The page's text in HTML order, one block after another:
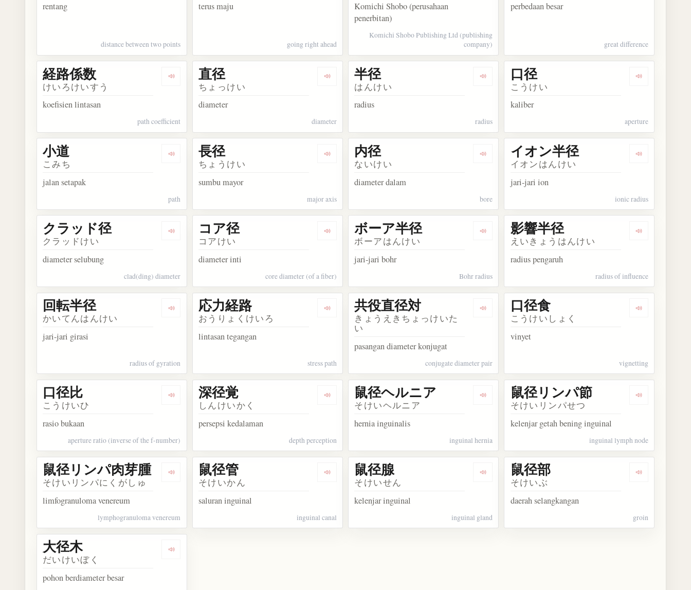
rentang
distance between two points
terus maju
going right ahead
Komichi Shobo (perusahaan
penerbitan)
Komichi Shobo Publishing Ltd (publishing
company)
perbedaan besar
great difference
Dengarkan kosakata 経路係数
経路係数
けいろけいすう
koefisien lintasan
path coefficient
Dengarkan kosakata 直径
直径
ちょっけい
diameter
diameter
Dengarkan kosakata 半径
半径
はんけい
radius
radius
Dengarkan
口径
こうけい
kaliber
aperture
Dengarkan kosakata 小道
小道
こみち
jalan setapak
path
Dengarkan kosakata 長径
長径
ちょうけい
sumbu mayor
major axis
Dengarkan kosakata 内径
内径
ないけい
diameter dalam
bore
Dengarkan
イオン半径
イオンはんけい
jari-jari ion
ionic radius
Dengarkan kosakata クラッド径
クラッド径
クラッドけい
diameter selubung
clad(ding) diameter
Dengarkan kosakata コア径
コア径
コアけい
diameter inti
core diameter (of a fiber)
Dengarkan kosakata ボーア半径
ボーア半径
ボーアはんけい
jari-jari bohr
Bohr radius
Dengarkan
影響半径
えいきょうはんけい
radius pengaruh
radius of influence
Dengarkan kosakata 回転半径
回転半径
かいてんはんけい
jari-jari girasi
radius of gyration
Dengarkan kosakata 応力経路
応力経路
おうりょくけいろ
lintasan tegangan
stress path
Dengarkan kosakata 共役直径対
共役直径対
きょうえきちょっけいた
い
pasangan diameter konjugat
conjugate diameter pair
Dengarkan
口径食
こうけいしょく
vinyet
vignetting
Dengarkan kosakata 口径比
口径比
こうけいひ
rasio bukaan
aperture ratio (inverse of the f-number)
Dengarkan kosakata 深径覚
深径覚
しんけいかく
persepsi kedalaman
depth perception
Dengarkan kosakata 鼠径ヘルニア
鼠径ヘルニア
そけいヘルニア
hernia inguinalis
inguinal hernia
Dengarkan
鼠径リンパ節
そけいリンパせつ
kelenjar getah bening inguinal
inguinal lymph node
Dengarkan kosakata 鼠径リンパ肉芽腫
鼠径リンパ肉芽腫
そけいリンパにくがしゅ
limfogranuloma venereum
lymphogranuloma venereum
Dengarkan kosakata 鼠径管
鼠径管
そけいかん
saluran inguinal
inguinal canal
Dengarkan kosakata 鼠径腺
鼠径腺
そけいせん
kelenjar inguinal
inguinal gland
Dengarkan
鼠径部
そけいぶ
daerah selangkangan
groin
Dengarkan kosakata 大径木
大径木
だいけいぼく
pohon berdiameter besar